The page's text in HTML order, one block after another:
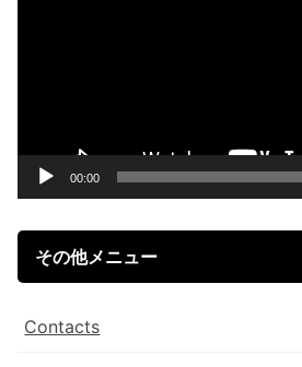
00:00
その他メニュー
Contacts